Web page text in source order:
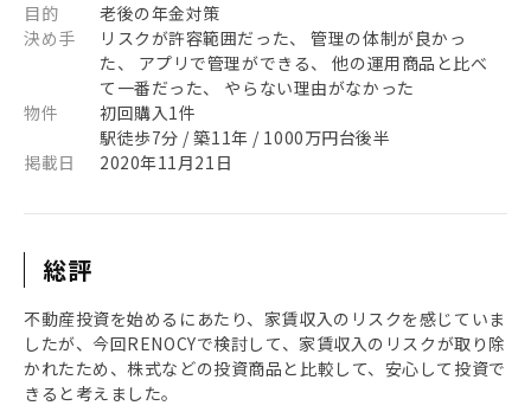
目的
老後の年金対策
決め手
リスクが許容範囲だった、 管理の体制が良かっ
た、 アプリで管理ができる、 他の運用商品と比べ
て一番だった、 やらない理由がなかった
物件
初回購入1件
駅徒歩7分 / 築11年 / 1000万円台後半
掲載日
2020年11月21日
総評
不動産投資を始めるにあたり、家賃収入のリスクを感じていま
したが、今回RENOCYで検討して、家賃収入のリスクが取り除
かれたため、株式などの投資商品と比較して、安心して投資で
きると考えました。